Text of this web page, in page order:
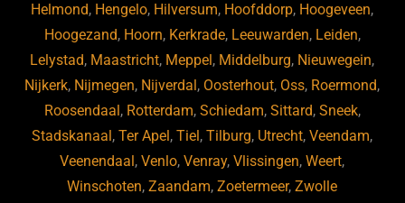
Helmond, Hengelo, Hilversum, Hoofddorp, Hoogeveen,
Hoogezand, Hoorn, Kerkrade, Leeuwarden, Leiden,
Lelystad, Maastricht, Meppel, Middelburg, Nieuwegein,
Nijkerk, Nijmegen, Nijverdal, Oosterhout, Oss, Roermond,
Roosendaal, Rotterdam, Schiedam, Sittard, Sneek,
Stadskanaal,Ter Apel,Tiel,Tilburg, Utrecht,Veendam,
Veenendaal,Venlo,Venray,Vlissingen,Weert,
Winschoten,Zaandam,Zoetermeer,Zwolle